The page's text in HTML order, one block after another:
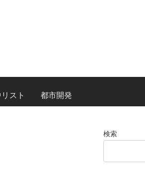
スト 都市開発
検索